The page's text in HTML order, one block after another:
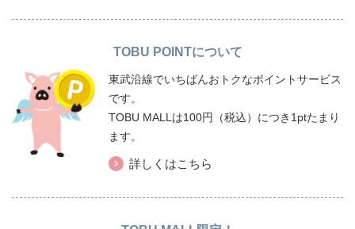
TOBU POINTについて
東武沿線でいちばんおトクなポイントサービス
です。
TOBU MALLは100円（税込）につき1ptたまり
ます。
詳しくはこちら